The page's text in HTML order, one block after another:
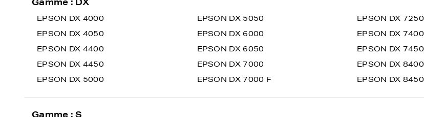
EPSON DX 4000
EPSON DX 4050
EPSON DX 4400
EPSON DX 4450
EPSON DX 5000
EPSON DX 5050
EPSON DX 6000
EPSON DX 6050
EPSON DX 7000
EPSON DX 7000 F
EPSON DX 7250
EPSON DX 7400
EPSON DX 7450
EPSON DX 8400
EPSON DX 8450
Gamme : S